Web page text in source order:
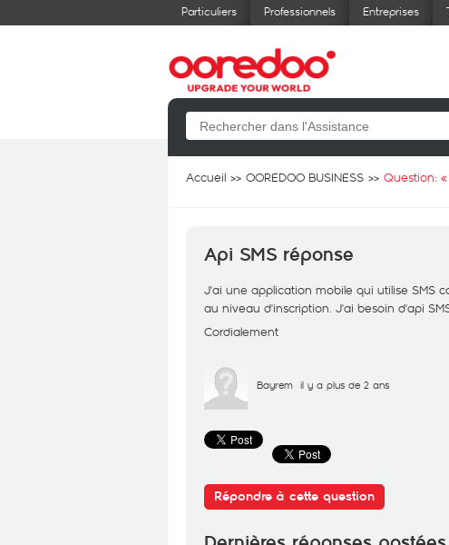
Particuliers Professionnels Entreprises
Accueil OOREDOO BUSINESS Question: «
Api SMS réponse
J'ai une application mobile qui utilise SMS
au niveau d'inscription. J'ai besoin d'api
Cordialement
Bayrem il y a plus de 2 ans
Répondre à cette question